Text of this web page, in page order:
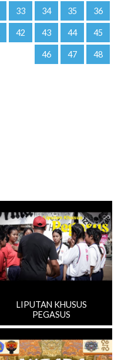
33 34 35 36
42 43 44 45
46 47 48
LIPUTAN KHUSUS
PEGASUS